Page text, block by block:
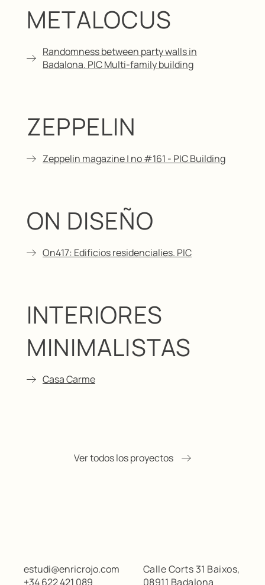
METALOCUS
Randomness between party walls in
Badalona. PIC Multi-family building
ZEPPELIN
Zeppelin magazine | no #161 - PIC Building
ON DISEÑO
On417: Edificios residencialies. PIC
INTERIORES
MINIMALISTAS
Casa Carme
Ver todos los proyectos
estudi@enricrojo.com
+34 622 421 089
Calle Corts 31 Baixos,
08911 Badalona